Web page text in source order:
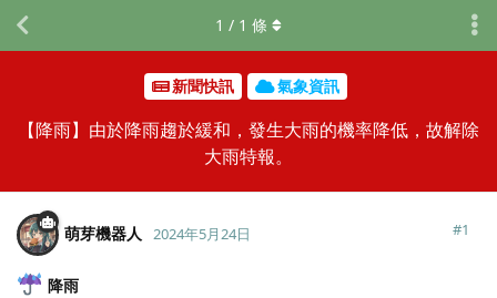
新聞快訊 氣象資訊
【降雨】由於降雨趨於緩和，發生大雨的機率降低，故解除
大雨特報。
1 / 1 條
萌芽機器人 2024年5月24日 #1
降雨